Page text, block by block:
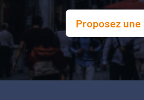
Proposez